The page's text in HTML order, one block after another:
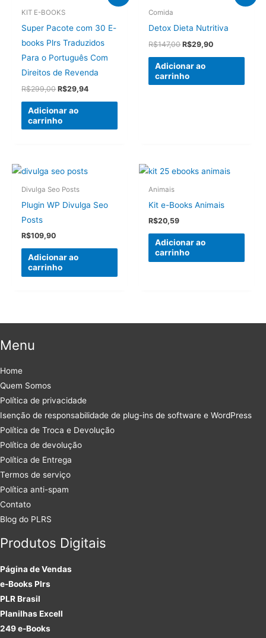
KIT E-BOOKS
Super Pacote com 30 E-
books Plrs Traduzidos
Para o Português Com
Direitos de Revenda
R$299,00O
original
R$299,00.
R$29,94O
Adicionar ao
carrinho
Comida
Detox Dieta Nutritiva
R$147,00O
original
R$147,00.
R$29,90O
Adicionar ao
carrinho
Divulga Seo Posts
Plugin WP Divulga Seo
Posts
R$109,90
Adicionar ao
carrinho
Animais
Kit e-Books Animais
R$20,59
Adicionar ao
carrinho
Menu
Home
Quem Somos
Política de privacidade
Isenção de responsabilidade de plug-ins de software e WordPress
Política de Troca e Devolução
Política de devolução
Política de Entrega
Termos de serviço
Política anti-spam
Contato
Blog do PLRS
Produtos Digitais
Página de Vendas
e-Books Plrs
PLR Brasil
Planilhas Excell
249 e-Books